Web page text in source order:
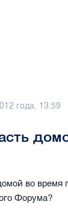
года, 13:59
во время
Форума?